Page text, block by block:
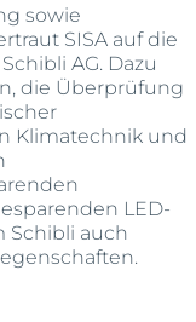
sowie
SISA auf die
AG. Dazu
die Überprüfung
Klimatechnik und
LED-
Schibli auch